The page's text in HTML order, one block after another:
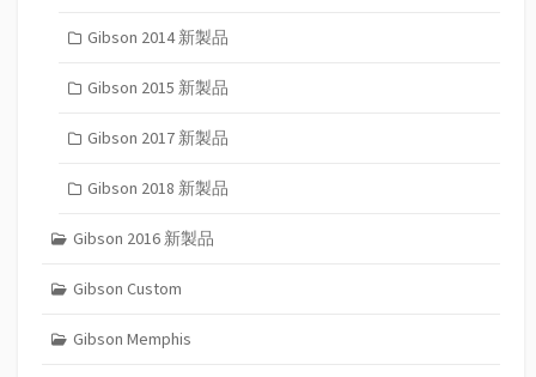
Gibson 2014 新製品
Gibson 2015 新製品
Gibson 2017 新製品
Gibson 2018 新製品
Gibson 2016 新製品
Gibson Custom
Gibson Memphis